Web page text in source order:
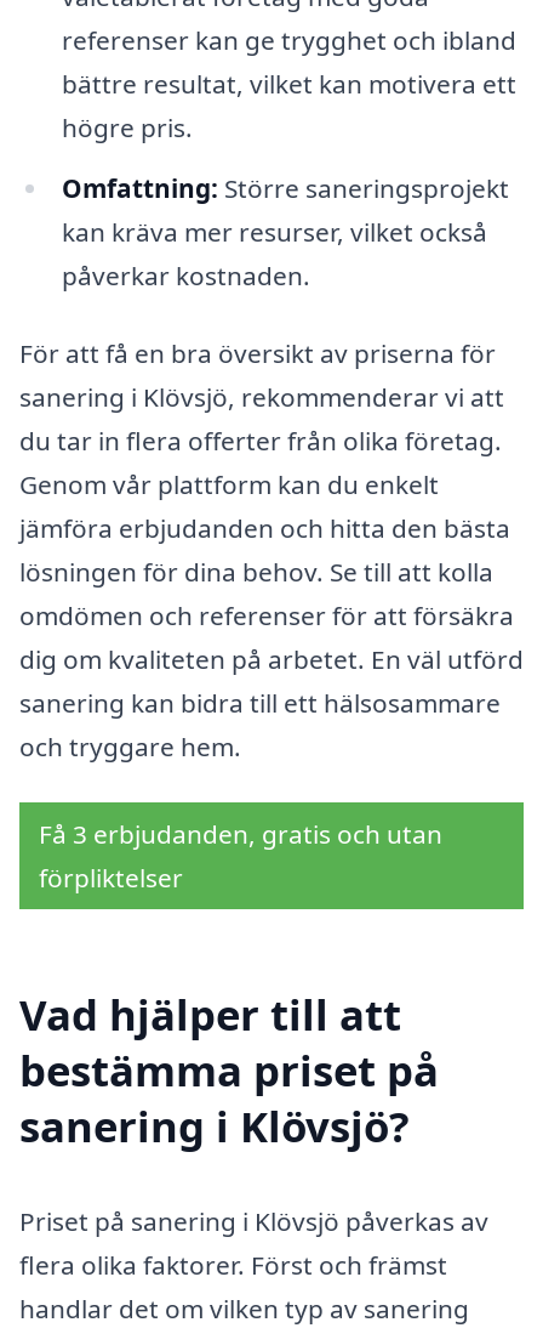
referenser kan ge trygghet och ibland
bättre resultat, vilket kan motivera ett
högre pris.
Omfattning: Större saneringsprojekt
kan kräva mer resurser, vilket också
påverkar kostnaden.
För att få en bra översikt av priserna för
sanering i Klövsjö, rekommenderar vi att
du tar in flera offerter från olika företag.
Genom vår plattform kan du enkelt
jämföra erbjudanden och hitta den bästa
lösningen för dina behov. Se till att kolla
omdömen och referenser för att försäkra
dig om kvaliteten på arbetet. En väl utförd
sanering kan bidra till ett hälsosammare
och tryggare hem.
Få 3 erbjudanden, gratis och utan
förpliktelser
Vad hjälper till att
bestämma priset på
sanering i Klövsjö?
Priset på sanering i Klövsjö påverkas av
flera olika faktorer. Först och främst
handlar det om vilken typ av sanering